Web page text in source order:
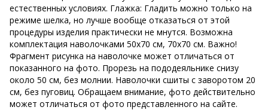
естественных условиях. Глажка: Гладить можно только на
режиме шелка, но лучше вообще отказаться от этой
процедуры изделия практически не мнутся. Возможна
комплектация наволочками 50х70 см, 70х70 см. Важно!
Фрагмент рисунка на наволочке может отличаться от
показанного на фото. Прорезь на пододеяльнике снизу
около 50 см, без молнии. Наволочки сшиты с заворотом 20
см, без пуговиц. Обращаем внимание, фото действительно
может отличаться от фото представленного на сайте.